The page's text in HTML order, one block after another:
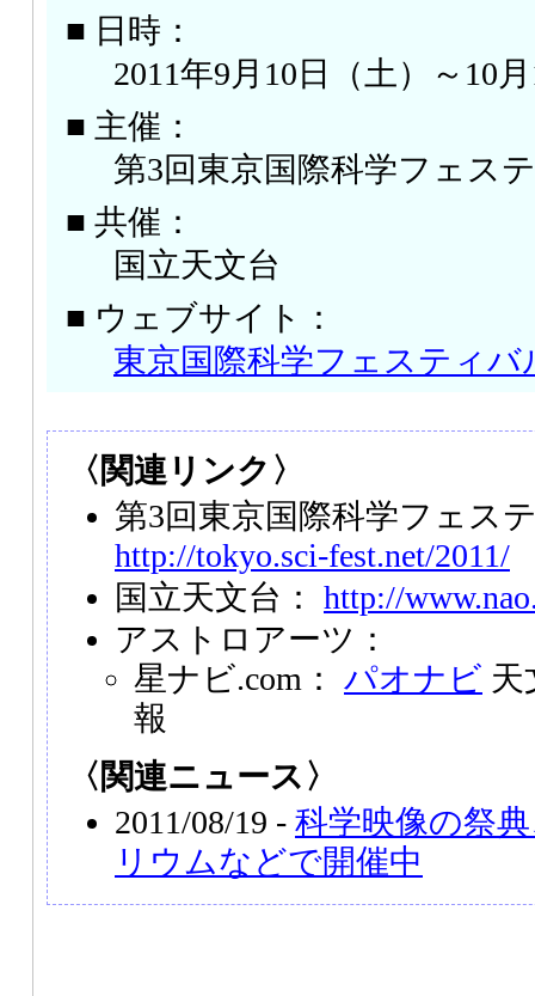
■ 日時：
2011年9月10日（土）～10
■ 主催：
第3回東京国際科学フェス
■ 共催：
国立天文台
■ ウェブサイト：
東京国際科学フェスティバ
〈関連リンク〉
第3回東京国際科学フェス
http://tokyo.sci-fest.net/2011/
国立天文台： http://
アストロアーツ：
星ナビ.com： パオナビ 天
報
〈関連ニュース〉
2011/08/19 - 科学映像の祭
リウムなどで開催中